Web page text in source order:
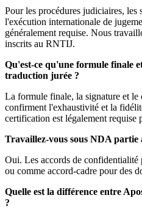
Pour les procédures judiciaires, les
l'exécution internationale de
généralement requise. Nous
inscrits au RNTIJ.
Qu'est-ce qu'une formule finale
traduction jurée ?
La formule finale, la signature et le
confirment l'exhaustivité et la
certification est légalement requise
Travaillez-vous sous NDA partie
Oui. Les accords de confidentialité
ou comme accord-cadre pour des
Quelle est la différence entre
?